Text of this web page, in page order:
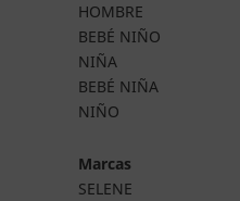
HOMBRE
BEBÉ NIÑO
NIÑA
BEBÉ NIÑA
NIÑO
Marcas
SELENE